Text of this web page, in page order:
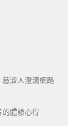
慈濟人澄清網路
的體驗心得